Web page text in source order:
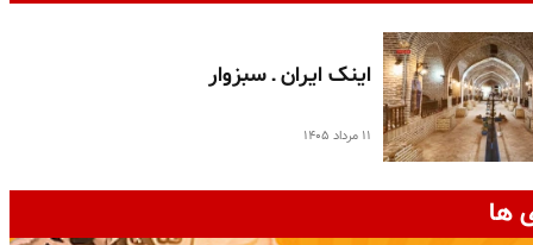
اینک ایران ـ سبزوار
۱۱ مرداد ۱۴۰۵
ها